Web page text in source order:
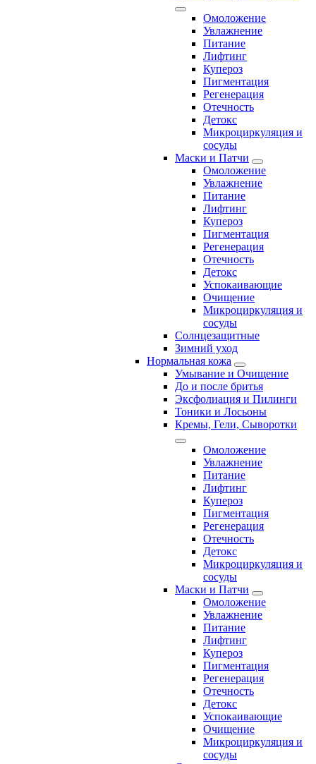
Омоложение
Увлажнение
Питание
Лифтинг
Купероз
Пигментация
Регенерация
Отечность
Детокс
Микроциркуляция и
сосуды
Маски и Патчи
Омоложение
Увлажнение
Питание
Лифтинг
Купероз
Пигментация
Регенерация
Отечность
Детокс
Успокаивающие
Очищение
Микроциркуляция и
сосуды
Солнцезащитные
Зимний уход
Нормальная кожа
Умывание и Очищение
До и после бритья
Эксфолиация и Пилинги
Тоники и Лосьоны
Кремы, Гели, Сыворотки
Омоложение
Увлажнение
Питание
Лифтинг
Купероз
Пигментация
Регенерация
Отечность
Детокс
Микроциркуляция и
сосуды
Маски и Патчи
Омоложение
Увлажнение
Питание
Лифтинг
Купероз
Пигментация
Регенерация
Отечность
Детокс
Успокаивающие
Очищение
Микроциркуляция и
сосуды